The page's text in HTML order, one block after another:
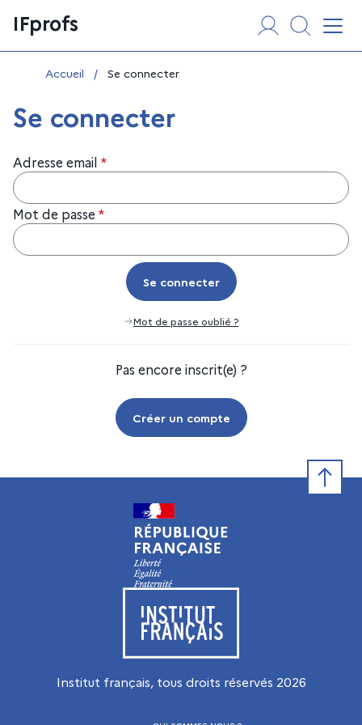
au
contenu
IFprofs
Vous êtes ici :
Accueil / Se connecter
Se connecter
Adresse email *
Mot de passe *
Se connecter
Se connecter
Mot de passe oublié ?
Pas encore inscrit(e) ?
Créer un compte
Visiter le site de l’Institut français
Institut français, tous droits réservés 2026